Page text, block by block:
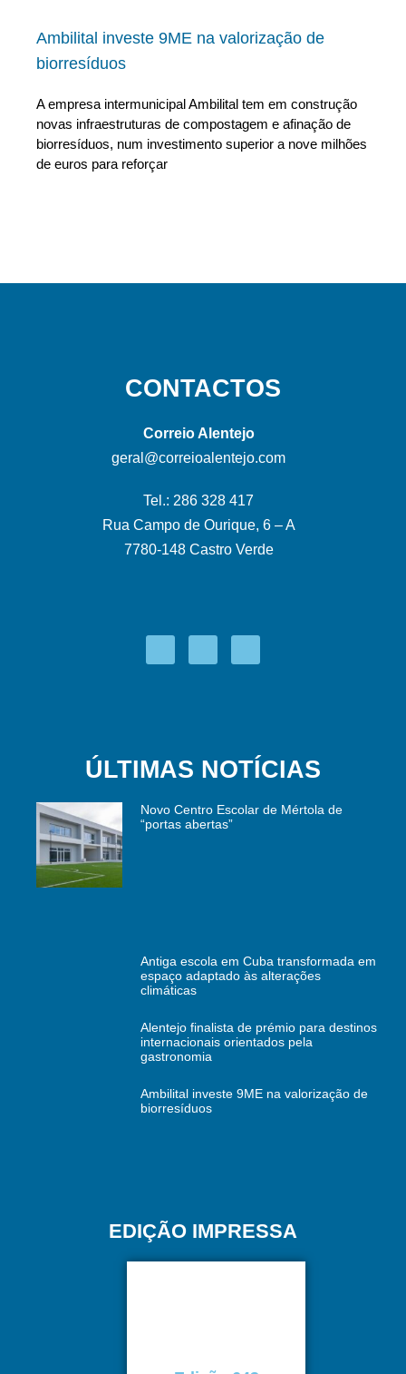
Ambilital investe 9ME na valorização de
biorresíduos
A empresa intermunicipal Ambilital tem em construção
novas infraestruturas de compostagem e afinação de
biorresíduos, num investimento superior a nove milhões
de euros para reforçar
CONTACTOS
Correio Alentejo
geral@correioalentejo.com
Tel.: 286 328 417
Rua Campo de Ourique, 6 – A
7780-148 Castro Verde
ÚLTIMAS NOTÍCIAS
Novo Centro Escolar de Mértola de
“portas abertas”
Antiga escola em Cuba transformada em
espaço adaptado às alterações
climáticas
Alentejo finalista de prémio para destinos
internacionais orientados pela
gastronomia
Ambilital investe 9ME na valorização de
biorresíduos
EDIÇÃO IMPRESSA